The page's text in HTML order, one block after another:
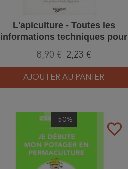
L'apiculture - Toutes les
informations techniques pour
8,90 € 2,23 €
AJOUTER AU PANIER
favorite_border
-50%